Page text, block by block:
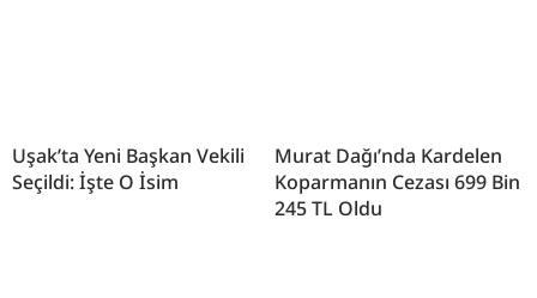
Uşak’ta Yeni Başkan Vekili
Seçildi: İşte O İsim
Murat Dağı’nda Kardelen
Koparmanın Cezası 699 Bin
245 TL Oldu